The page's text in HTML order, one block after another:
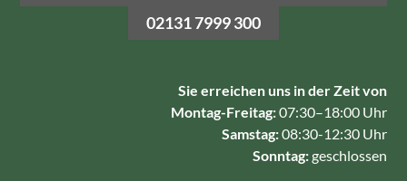
02131 7999 300
Sie erreichen uns in der Zeit von
Montag-Freitag:07:30–18:00 Uhr
Samstag:08:30-12:30 Uhr
Sonntag:geschlossen